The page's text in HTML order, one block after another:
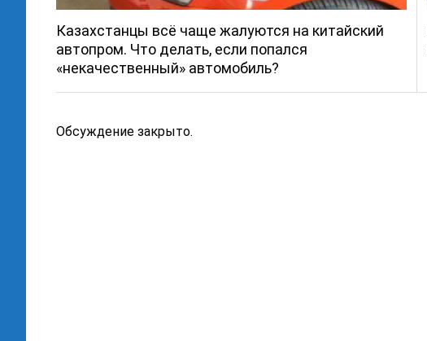
Казахстанцы всё чаще жалуются на китайский
автопром. Что делать, если попался
«некачественный» автомобиль?
Обсуждение закрыто.